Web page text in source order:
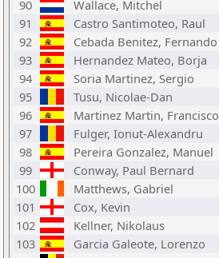
90 Wallace, Mitchel
91
Castro Santimoteo, Raul
92
Cebada Benitez, Fernando
93
Hernandez Mateo, Borja
94
Soria Martinez, Sergio
95
Tusu, Nicolae-Dan
96
Martinez Martin, Francisco
97
Fulger, Ionut-Alexandru
98
Pereira Gonzalez, Manuel
99
Conway, Paul Bernard
100
Matthews, Gabriel
101
Cox, Kevin
102
Kellner, Nikolaus
103
Garcia Galeote, Lorenzo